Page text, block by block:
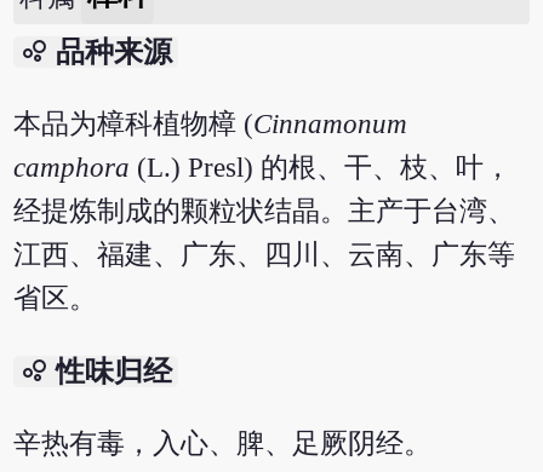
bubble_chart 品种来源
本品为樟科植物樟 (Cinnamonum
camphora (L.) Presl) 的根、干、枝、叶，
经提炼制成的颗粒状结晶。主产于台湾、
江西、福建、广东、四川、云南、广东等
省区。
bubble_chart 性味归经
辛热有毒，入心、脾、足厥阴经。